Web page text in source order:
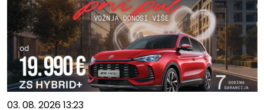
03. 08. 2026 13:23